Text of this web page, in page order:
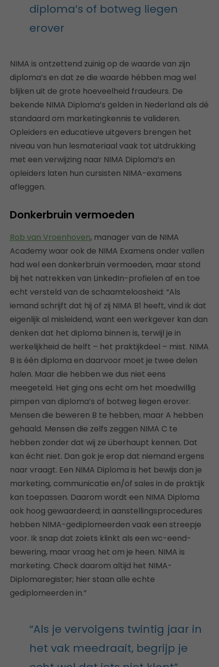
diploma’s of botweg liegen
erover
NIMA is ontzettend zuinig op de waarde van zijn
diploma’s en dat ze die waarde hébben mag wel
blijken uit de grote hoeveelheid fraudeurs. De
bekende NIMA Diploma’s gelden in Nederland als dé
standaard om marketingkennis te valideren.
Opleiders en educatieve uitgevers brengen het
niveau van hun lesmateriaal vaak tot uitdrukking
met een verwijzing naar NIMA Diploma’s en
opleiders laten hun cursisten NIMA-examens
afleggen.
Donkerbruin vermoeden
Rob van Vroenhoven, manager van de NIMA
Academy waar ook de NIMA Examens onder vallen
had wel een donkerbruin vermoeden, maar stond
bij het natrekken van LinkedIn-profielen af en toe
echt versteld van de schaamteloosheid: “Als
iemand schrijft dat hij of zij NIMA B1 heeft, vind ik dat
eigenlijk al misleidend, want een werkgever kan dan
denken dat het diploma binnen is, terwijl je in
werkelijkheid de helft – het praktijkdeel – mist. NIMA
B is één diploma en daarvoor moet je twee delen
halen. Maar die hebben we dus niet eens
meegeteld. Het ging ons echt om het moedwillig
pimpen van diploma’s of botweg liegen erover.
Mensen die beweren B te hebben, maar A hebben
gehaald. Mensen die zelfs zeggen NIMA C te
hebben zonder dat wij ze überhaupt kennen. Dat
kan écht niet. Dan gok je erop dat niemand ergens
naar vraagt. Een NIMA Diploma is het bewijs dan je
marketing, communicatie en/of sales in de praktijk
kan toepassen. Daarom wordt een NIMA Diploma
ook hoog gewaardeerd; in aanstellingsprocedures
hebben NIMA-gediplomeerden vaak een streepje
voor. Ik snap dat zoiets klinkt als een wc-eend-
bewering, maar vraag het om je heen. NIMA is
marketing. Check daarom altijd het NIMA-
Diplomaregister; hier staan alle echte
gediplomeerden in.”
“Als je vervolgens twintig jaar in
het vak meedraait, begrijp je